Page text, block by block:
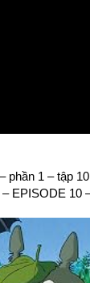
phần 1 – tập
EPISODE 10